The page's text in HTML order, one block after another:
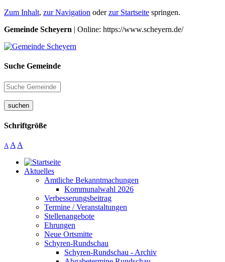
Zum Inhalt, zur Navigation oderzur Startseite springen.
Gemeinde Scheyern | Online: https://www.scheyern.de/
Suche Gemeinde
suchen
Schriftgröße
A A A
Aktuelles
Amtliche Bekanntmachungen
Kommunalwahl 2026
Verbesserungsbeitrag
Termine / Veranstaltungen
Stellenangebote
Ehrungen
Neue Ortsmitte
Schyren-Rundschau
Schyren-Rundschau - Archiv